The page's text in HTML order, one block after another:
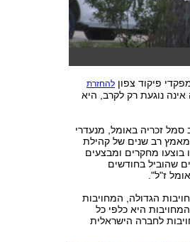
פיקוד צפון להחזרת
נוגעת רק לקרב, היא
סמל זכריה באומל, מנעדרי
רב שנים של קהילת
בוצעו מחקרים ומבצעים
שהוביל בחודשים
ז"ל".
הגדולה, המחויבות
היא כלפי כל
לחברה הישראלית